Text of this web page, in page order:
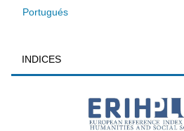
Portugués
INDICES